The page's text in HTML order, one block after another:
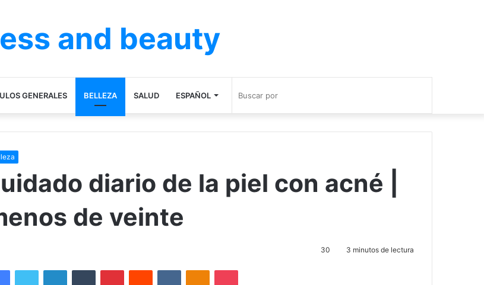
and beauty
GENERALES BELLEZA SALUD ESPAÑOL
por
diario de la piel con acné |
de veinte
30 3 minutos de lectura